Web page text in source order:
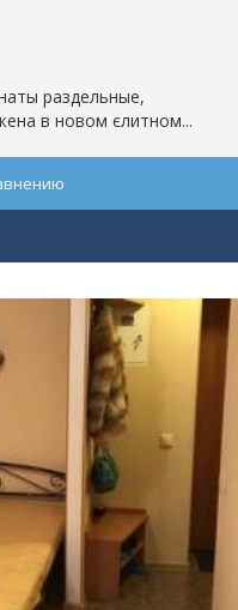
раздельные,
в новом єлитном...